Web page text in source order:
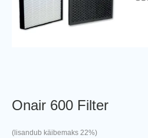
Onair 600 Filter
(lisandub käibemaks 22%)